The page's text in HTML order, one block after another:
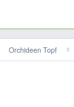
Orchideen Topf